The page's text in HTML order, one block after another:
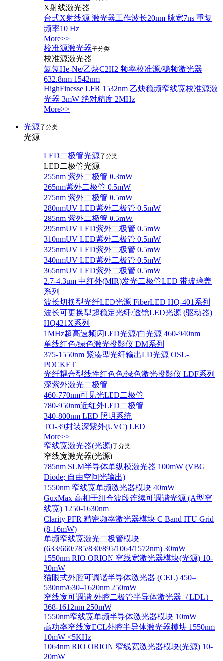
X射线激光器
台式X射线源 激光器工作波长20nm 脉宽7ns 重复
频率10 Hz
More>>
校准源激光器子分类
校准源激光器
氦氖He-Ne/乙炔C2H2 频率校准源/稳频激光器
632.8nm 1542nm
HighFinesse LFR 1532nm 乙炔稳频窄线宽校准源激
光器 3mW 绝对精度 2MHz
More>>
光源子分类
光源
LED二极管光源子分类
LED二极管光源
255nm 紫外二极管 0.3mW
265nm紫外二极管 0.5mW
275nm 紫外二极管 0.5mW
280nmUV LED紫外二极管 0.5mW
285nm 紫外二极管 0.5mW
295nmUV LED紫外二极管 0.5mW
310nmUV LED紫外二极管 0.5mW
325nmUV LED紫外二极管 0.5mW
340nmUV LED紫外二极管 0.5mW
365nmUV LED紫外二极管 0.5mW
2.7-4.3um 中红外(MIR)发光二极管LED 带玻璃盖
系列
波长切换型光纤LED光源 FiberLED HQ-401系列
波长可更换型超稳定光纤/透镜LED光源 (驱动器)
HQ421X系列
1MHz超高速频闪LED光源/白光源 460-940nm
单线红色/绿色激光投影仪 DM系列
375-1550nm 紧凑型光纤输出LD光源 OSL-
POCKET
光纤耦合型线性红色色/绿色激光投影仪 LDF系列
深紫外激光二极管
460-770nm可见光LED二极管
780-950nm近红外LED二极管
340-800nm LED 照明系统
TO-39封装深紫外(UVC) LED
More>>
窄线宽激光器(光源)子分类
窄线宽激光器(光源)
785nm SLM半导体单纵模激光器 100mW (VBG
Diode; 自由空间光输出)
1550nm 窄线宽单频激光器模块 40mW
GuxMax 高相干组合波段连续可调谐光源 (A型窄
线宽) 1250-1630nm
Clarity PFR 精密频率激光器模块 C Band ITU Grid
(8-16mW)
单频窄线宽激光二极管模块
(633/660/785/830/895/1064/1572nm) 30mW
1550nm RIO ORION 窄线宽激光器模块(光源) 10-
30mW
猫眼式外腔可调谐半导体激光器 (CEL) 450–
530nm/630–1620nm 250mW
窄线宽可调谐 外腔二极管半导体激光器（LDL）
368-1612nm 250mW
1550nm窄线宽单频半导体激光器模块 10mW
高功率窄线宽ECL外腔半导体激光器模块 1550nm
10mW <5KHz
1064nm RIO ORION 窄线宽激光器模块(光源) 10-
20mW